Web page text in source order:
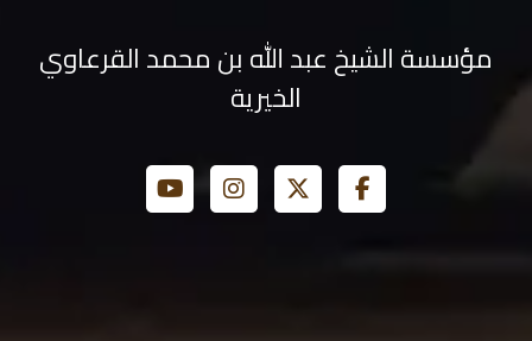
مؤسسة الشيخ عبد الله بن محمد القرعاوي
الخيرية